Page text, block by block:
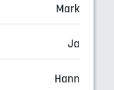
Mark
Ja
Hann